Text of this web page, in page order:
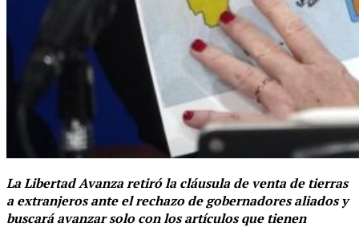
La Libertad Avanza retiró la cláusula de venta de tierras
a extranjeros ante el rechazo de gobernadores aliados y
buscará avanzar solo con los artículos que tienen